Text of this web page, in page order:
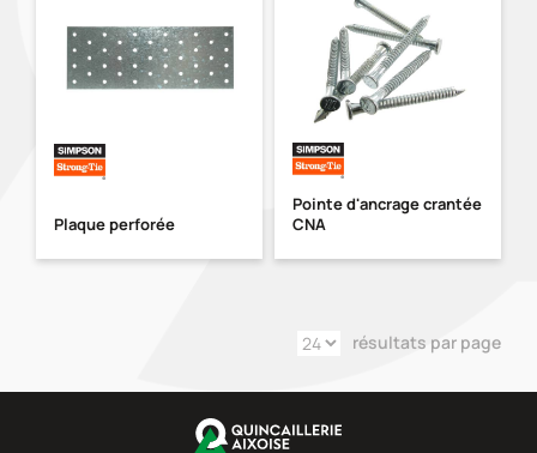
Plaque perforée
Pointe d'ancrage crantée
CNA
résultats par page